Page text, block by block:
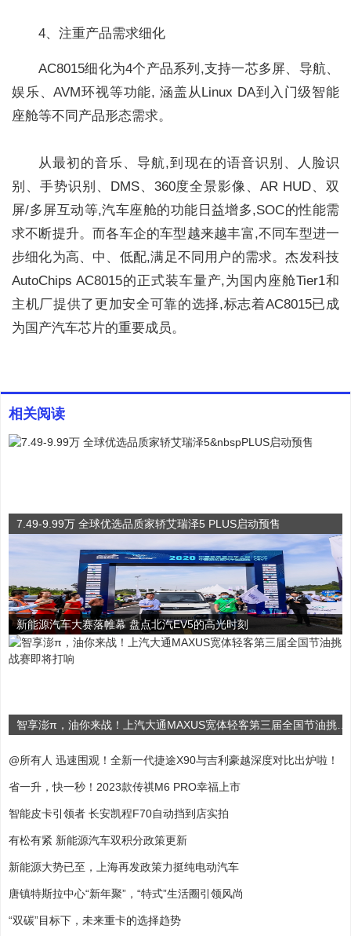
4、注重产品需求细化
AC8015细化为4个产品系列,支持一芯多屏、导航、
娱乐、AVM环视等功能, 涵盖从Linux DA到入门级智能
座舱等不同产品形态需求。
从最初的音乐、导航,到现在的语音识别、人脸识
别、手势识别、DMS、360度全景影像、AR HUD、双
屏/多屏互动等,汽车座舱的功能日益增多,SOC的性能需
求不断提升。而各车企的车型越来越丰富,不同车型进一
步细化为高、中、低配,满足不同用户的需求。杰发科技
AutoChips AC8015的正式装车量产,为国内座舱Tier1和
主机厂提供了更加安全可靠的选择,标志着AC8015已成
为国产汽车芯片的重要成员。
相关阅读
7.49-9.99万 全球优选品质家轿艾瑞泽5 PLUS启动预售
新能源汽车大赛落帷幕 盘点北汽EV5的高光时刻
@所有人 迅速围观！全新一代捷途X90与吉利豪越深度对比出炉啦！
省一升，快一秒！2023款传祺M6 PRO幸福上市
智能皮卡引领者 长安凯程F70自动挡到店实拍
有松有紧 新能源汽车双积分政策更新
新能源大势已至，上海再发政策力挺纯电动汽车
唐镇特斯拉中心“新年聚”，“特式”生活圈引领风尚
“双碳”目标下，未来重卡的选择趋势